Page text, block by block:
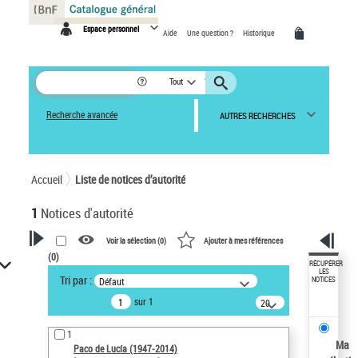
Espace personnel Aide Une question ? Historique
Tout
Recherche avancée AUTRES RECHERCHES
Accueil Liste de notices d’autorité
1 Notices d'autorité
VOTRE RECHERCHE
Recherche avancée dans les
notices d’autorité
Œuvres liées à l'auteur :
Paco de Lucía (1947-2014)
Voir la sélection (0) Ajouter à mes références
(0)
Tri par : Défaut
sur 1
20
résultats/page
1
Paco de Lucía (1947-2014)
RÉCUPÉRER
LES
NOTICES
Ma
Panneau de gestion des cookies